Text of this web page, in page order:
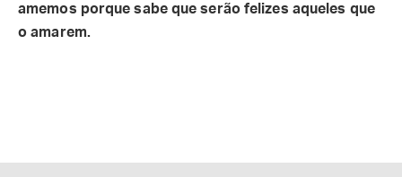
amemos porque sabe que serão felizes aqueles que
o amarem.